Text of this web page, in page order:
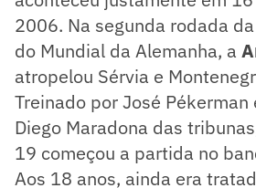
2006. Na segunda rodada
do Mundial da Alemanha, a
atropelou Sérvia e
Treinado por José
Diego Maradona das
19 começou a partida no
Aos 18 anos, ainda era